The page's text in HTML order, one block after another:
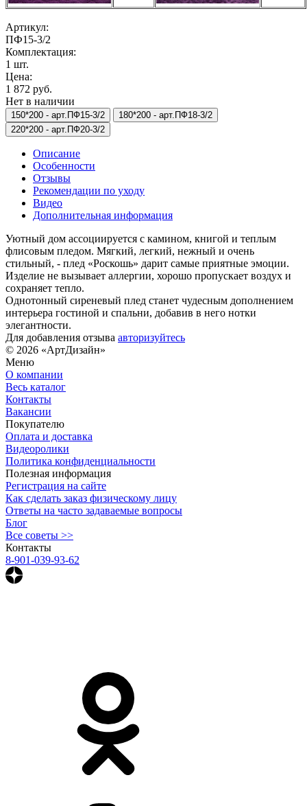
Артикул:
ПФ15-3/2
Комплектация:
1 шт.
Цена:
1 872 руб.
Нет в наличии
150*200 - арт.ПФ15-3/2 180*200 - арт.ПФ18-3/2
220*200 - арт.ПФ20-3/2
Описание
Особенности
Отзывы
Рекомендации по уходу
Видео
Дополнительная информация
Уютный дом ассоциируется с камином, книгой и теплым
флисовым пледом. Мягкий, легкий, нежный и очень
стильный, - плед «Роскошь» дарит самые приятные эмоции.
Изделие не вызывает аллергии, хорошо пропускает воздух и
сохраняет тепло.
Однотонный сиреневый плед станет чудесным дополнением
интерьера гостиной и спальни, добавив в него нотки
элегантности.
Для добавления отзыва авторизуйтесь
© 2026 «АртДизайн»
Меню
О компании
Весь каталог
Контакты
Вакансии
Покупателю
Оплата и доставка
Видеоролики
Политика конфиденциальности
Полезная информация
Регистрация на сайте
Как сделать заказ физическому лицу
Ответы на часто задаваемые вопросы
Блог
Все советы >>
Контакты
8-901-039-93-62